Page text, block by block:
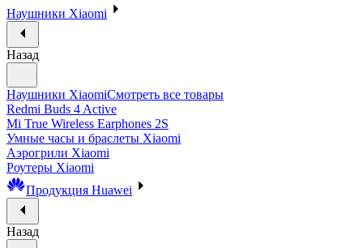
Наушники Xiaomi
Назад
Наушники XiaomiСмотреть все товары
Redmi Buds 4 Active
Mi True Wireless Earphones 2S
Умные часы и браслеты Xiaomi
Аэрогрили Xiaomi
Роутеры Xiaomi
Продукция Huawei
Назад